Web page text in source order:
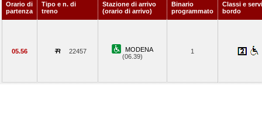
Orario di
partenza
Tipo e n. di
treno
Stazione di arrivo
(orario di arrivo)
Binario
programmato
Classi e
bordo
05.56 22457
MODENA
(06.39)
1